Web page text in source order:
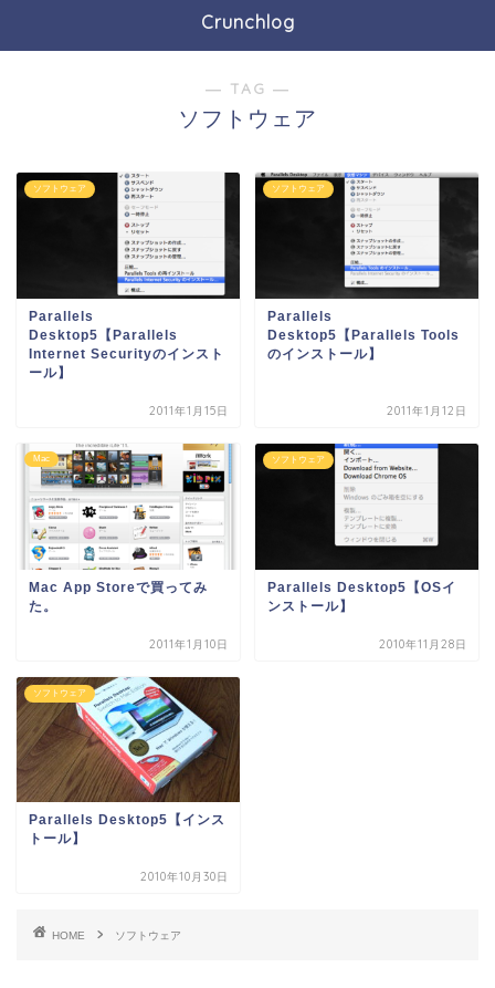
Crunchlog
― TAG ―
ソフトウェア
ソフトウェア
Parallels
Desktop5【Parallels
Internet Securityのインスト
ール】
2011年1月15日
ソフトウェア
Parallels
Desktop5【Parallels Tools
のインストール】
2011年1月12日
Mac
Mac App Storeで買ってみ
た。
2011年1月10日
ソフトウェア
Parallels Desktop5【OSイ
ンストール】
2010年11月28日
ソフトウェア
Parallels Desktop5【インス
トール】
2010年10月30日
HOME ソフトウェア